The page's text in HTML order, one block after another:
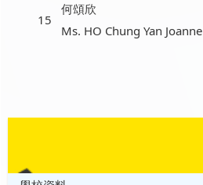
15
何頌欣
Ms. HO Chung Yan Joanne